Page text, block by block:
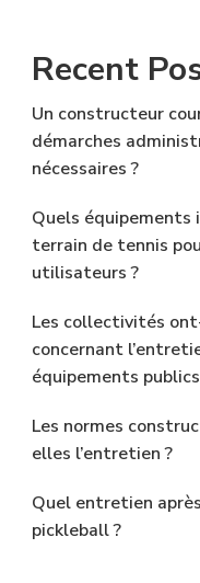
Recent
Un constructeur
démarches
nécessaires ?
Quels
terrain de tennis
utilisateurs ?
Les collectivités
concernant
équipements
Les normes
elles l’entretien ?
Quel entretien
pickleball ?